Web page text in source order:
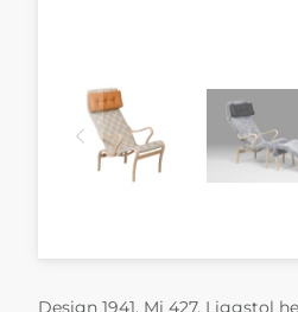
Design 1941. Mi 427. Liggstol